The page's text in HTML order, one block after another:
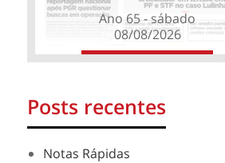
Ano 65 - sábado
08/08/2026
Posts recentes
Notas Rápidas